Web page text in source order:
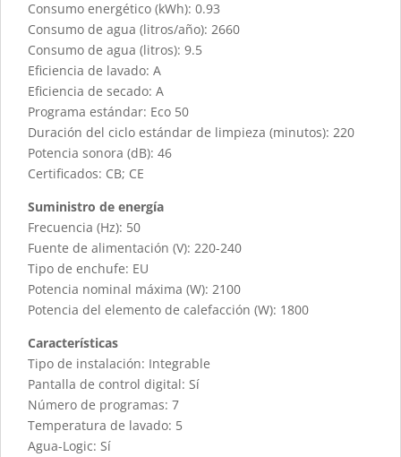
Consumo energético (kWh): 0.93
Consumo de agua (litros/año): 2660
Consumo de agua (litros): 9.5
Eficiencia de lavado: A
Eficiencia de secado: A
Programa estándar: Eco 50
Duración del ciclo estándar de limpieza (minutos): 220
Potencia sonora (dB): 46
Certificados: CB; CE
Suministro de energía
Frecuencia (Hz): 50
Fuente de alimentación (V): 220-240
Tipo de enchufe: EU
Potencia nominal máxima (W): 2100
Potencia del elemento de calefacción (W): 1800
Características
Tipo de instalación: Integrable
Pantalla de control digital: Sí
Número de programas: 7
Temperatura de lavado: 5
Agua-Logic: Sí